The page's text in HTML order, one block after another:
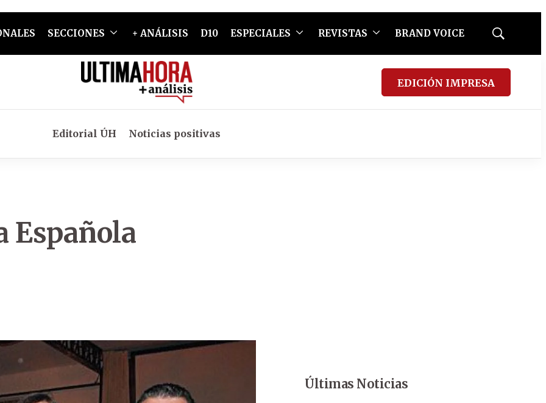
SECCIONES + ANÁLISIS D10 ESPECIALES REVISTAS BRAND VOICE
Mostrar
EDICIÓN IMPRESA
Editorial ÚH Noticias positivas
Española
Últimas Noticias